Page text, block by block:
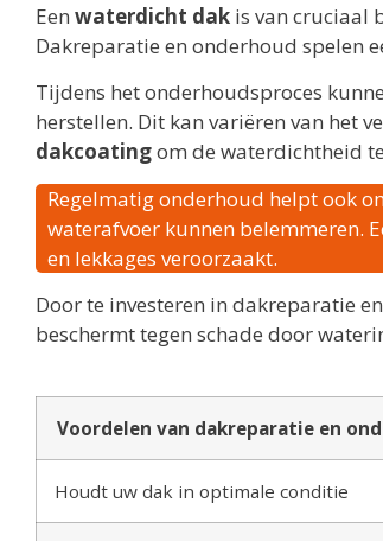
Een waterdicht dak is van cruciaal
Dakreparatie en onderhoud spelen
Tijdens het onderhoudsproces
herstellen. Dit kan variëren van het
dakcoatingom de waterdichtheid
Regelmatig onderhoud helpt ook
waterafvoer kunnen belemmeren.
en lekkages veroorzaakt.
Door te investeren in dakreparatie
beschermt tegen schade door
Voordelen van dakreparatie en
Houdt uw dak in optimale conditie